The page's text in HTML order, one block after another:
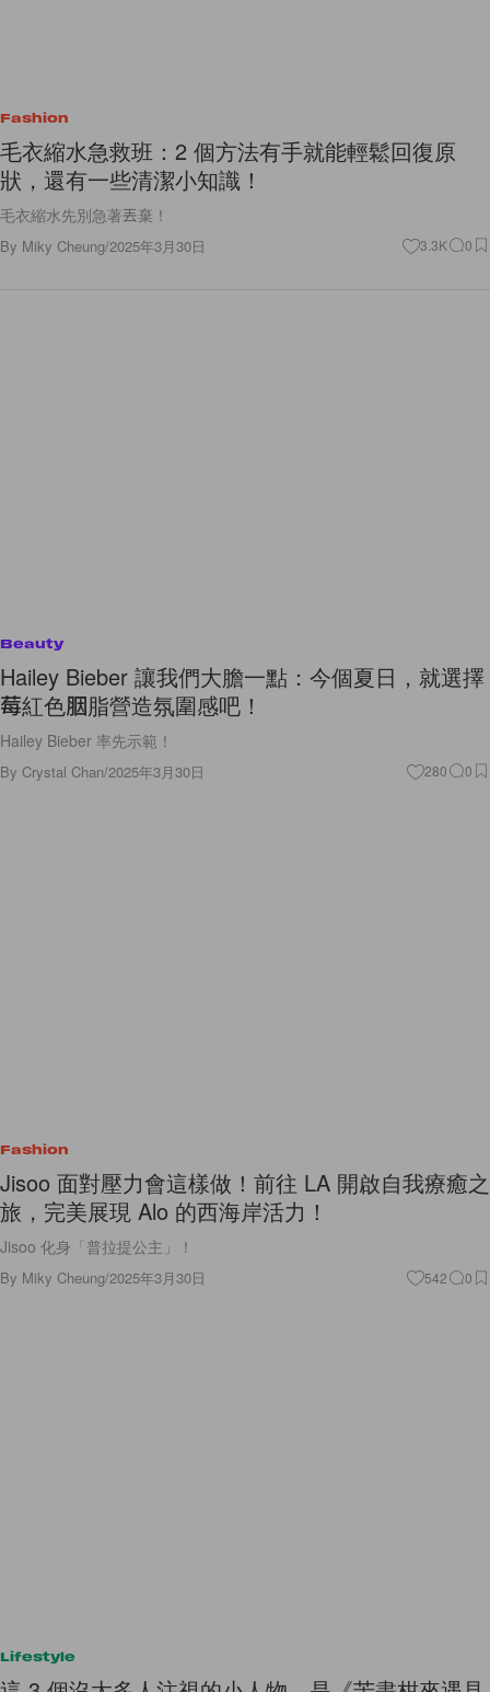
Fashion
毛衣縮水急救班：2 個方法有手就能輕鬆回復原
狀，還有一些清潔小知識！
毛衣縮水先別急著丟棄！
By Miky Cheung/2025年3月30日 3.3K 0
Beauty
Hailey Bieber 讓我們大膽一點：今個夏日，就選擇
莓紅色胭脂營造氛圍感吧！
Hailey Bieber 率先示範！
By Crystal Chan/2025年3月30日 280 0
Fashion
Jisoo 面對壓力會這樣做！前往 LA 開啟自我療癒之
旅，完美展現 Alo 的西海岸活力！
Jisoo 化身「普拉提公主」！
By Miky Cheung/2025年3月30日 542 0
Lifestyle